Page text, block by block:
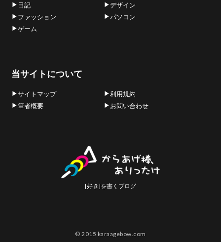
日記
デザイン
ファッション
パソコン
ゲーム
当サイトについて
サイトマップ
利用規約
筆者概要
お問い合わせ
[好き]を書くブログ
© 2015 karaagebow.com